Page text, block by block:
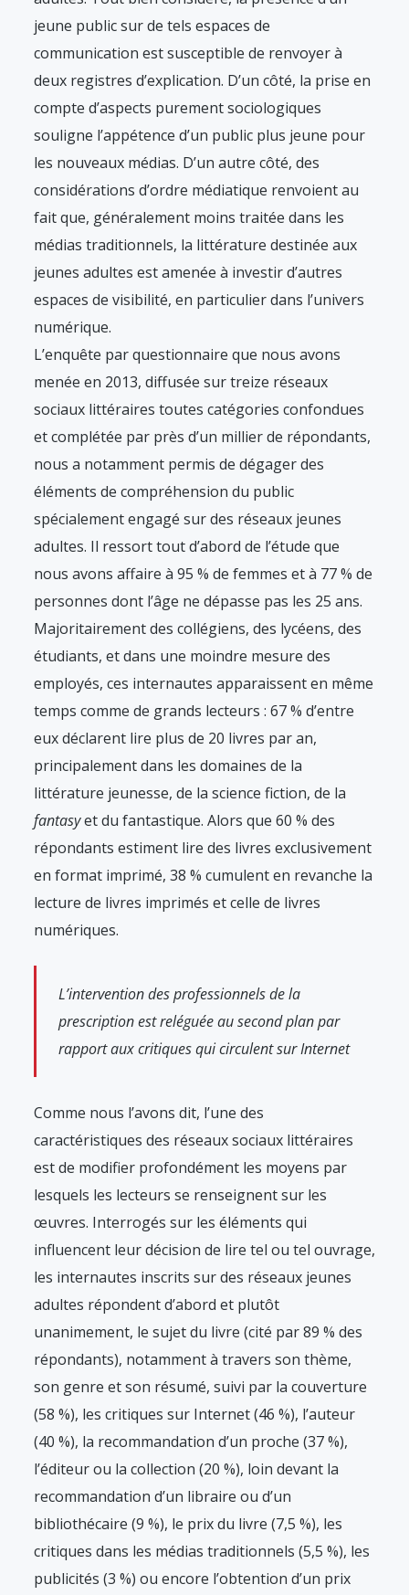
jeune public sur de tels espaces de
communication est susceptible de renvoyer à
deux registres d’explication. D’un côté, la prise en
compte d’aspects purement sociologiques
souligne l’appétence d’un public plus jeune pour
les nouveaux médias. D’un autre côté, des
considérations d’ordre médiatique renvoient au
fait que, généralement moins traitée dans les
médias traditionnels, la littérature destinée aux
jeunes adultes est amenée à investir d’autres
espaces de visibilité, en particulier dans l’univers
numérique.
L’enquête par questionnaire que nous avons
menée en 2013, diffusée sur treize réseaux
sociaux littéraires toutes catégories confondues
et complétée par près d’un millier de répondants,
nous a notamment permis de dégager des
éléments de compréhension du public
spécialement engagé sur des réseaux jeunes
adultes. Il ressort tout d’abord de l’étude que
nous avons affaire à 95 % de femmes et à 77 % de
personnes dont l’âge ne dépasse pas les 25 ans.
Majoritairement des collégiens, des lycéens, des
étudiants, et dans une moindre mesure des
employés, ces internautes apparaissent en même
temps comme de grands lecteurs : 67 % d’entre
eux déclarent lire plus de 20 livres par an,
principalement dans les domaines de la
littérature jeunesse, de la science fiction, de la
fantasyet du fantastique. Alors que 60 % des
répondants estiment lire des livres exclusivement
en format imprimé, 38 % cumulent en revanche la
lecture de livres imprimés et celle de livres
numériques.
L’intervention des professionnels de la
prescription est reléguée au second plan par
rapport aux critiques qui circulent sur Internet
Comme nous l’avons dit, l’une des
caractéristiques des réseaux sociaux littéraires
est de modifier profondément les moyens par
lesquels les lecteurs se renseignent sur les
œuvres. Interrogés sur les éléments qui
influencent leur décision de lire tel ou tel ouvrage,
les internautes inscrits sur des réseaux jeunes
adultes répondent d’abord et plutôt
unanimement, le sujet du livre (cité par 89 % des
répondants), notamment à travers son thème,
son genre et son résumé, suivi par la couverture
(58 %), les critiques sur Internet (46 %), l’auteur
(40 %), la recommandation d’un proche (37 %),
l’éditeur ou la collection (20 %), loin devant la
recommandation d’un libraire ou d’un
bibliothécaire (9 %), le prix du livre (7,5 %), les
critiques dans les médias traditionnels (5,5 %), les
publicités (3 %) ou encore l’obtention d’un prix